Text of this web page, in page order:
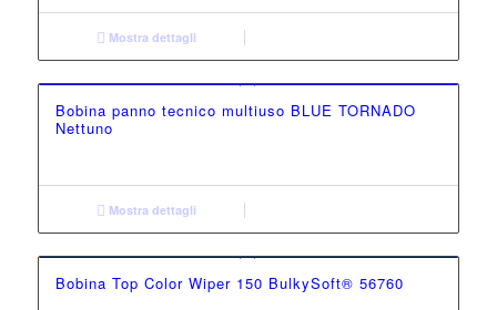
Mostra dettagli
Bobina panno tecnico multiuso BLUE TORNADO
Nettuno
Mostra dettagli
Bobina Top Color Wiper 150 BulkySoft® 56760